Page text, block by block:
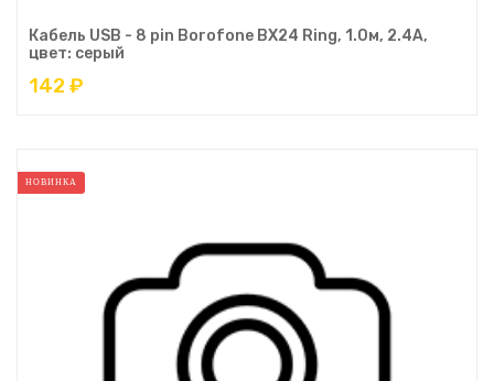
Кабель USB - 8 pin Borofone BX24 Ring, 1.0м, 2.4A,
цвет: серый
142 ₽
НОВИНКА